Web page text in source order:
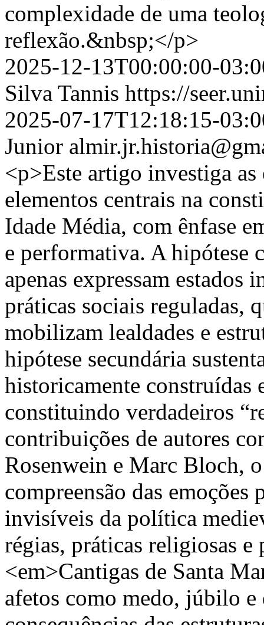
complexidade de uma
reflexão.&nbsp;</p>
2025-12-13T00:00:00-
Silva Tannis https://
2025-07-17T12:18:15-
Junior
<p>Este artigo investiga
elementos centrais na
Idade Média, com ênfase
e performativa. A hipótese
apenas expressam
práticas sociais reguladas,
mobilizam lealdades e
hipótese secundária
historicamente construídas
constituindo verdadeiros
contribuições de autores
Rosenwein e Marc Bloch,
compreensão das emoções
invisíveis da política
régias, práticas religiosas
<em>Cantigas de Santa
afetos como medo, júbilo e